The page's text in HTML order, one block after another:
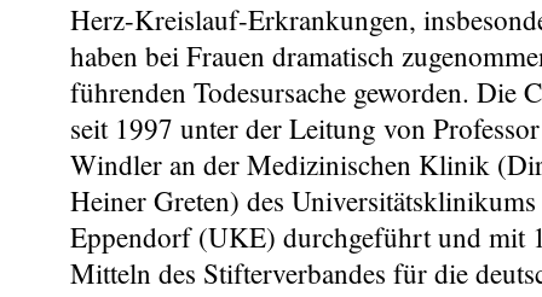
Herz-Kreislauf-Erkrankungen,
haben bei Frauen dramatisch
führenden Todesursache geworden. Die
seit 1997 unter der Leitung von
Windler an der Medizinischen Klinik
Heiner Greten) des
Eppendorf (UKE) durchgeführt und mit
Mitteln des Stifterverbandes für die